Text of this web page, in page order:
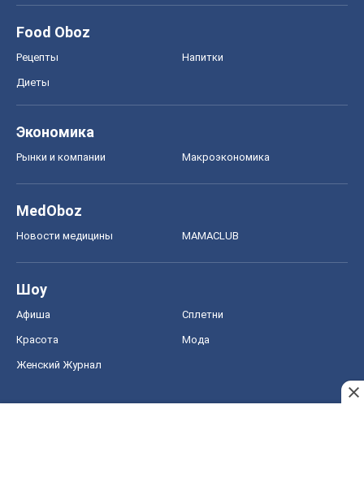
Food Oboz
Рецепты Напитки
Диеты
Экономика
Рынки и компании Mакроэкономика
MedOboz
Новости медицины MAMACLUB
Шоу
Афиша Сплетни
Красота Мода
Женский Журнал